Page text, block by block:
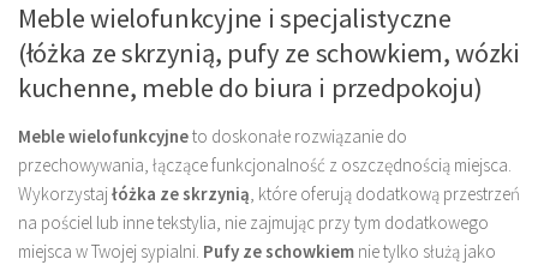
Meble wielofunkcyjne i specjalistyczne
(łóżka ze skrzynią, pufy ze schowkiem, wózki
kuchenne, meble do biura i przedpokoju)
Meble wielofunkcyjneto doskonałe rozwiązanie do
przechowywania, łączące funkcjonalność z oszczędnością miejsca.
Wykorzystajłóżka ze skrzynią, które oferują dodatkową przestrzeń
na pościel lub inne tekstylia, nie zajmując przy tym dodatkowego
miejsca w Twojej sypialni. Pufy ze schowkiem nie tylko służą jako